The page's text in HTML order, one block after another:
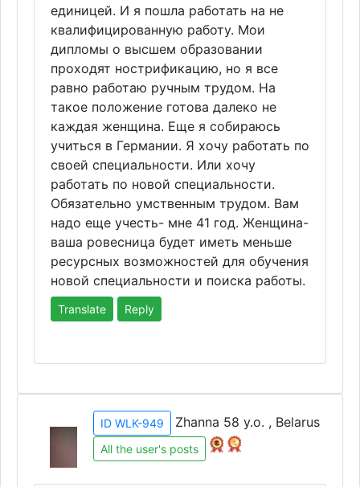
единицей. И я пошла работать на не
квалифицированную работу. Мои
дипломы о высшем образовании
проходят нострификацию, но я все
равно работаю ручным трудом. На
такое положение готова далеко не
каждая женщина. Еще я собираюсь
учиться в Германии. Я хочу работать по
своей специальности. Или хочу
работать по новой специальности.
Обязательно умственным трудом. Вам
надо еще учесть- мне 41 год. Женщина-
ваша ровесница будет иметь меньше
ресурсных возможностей для обучения
новой специальности и поиска работы.
Translate Reply
ID WLK-949 Zhanna 58 y.o. , Belarus
All the user's posts